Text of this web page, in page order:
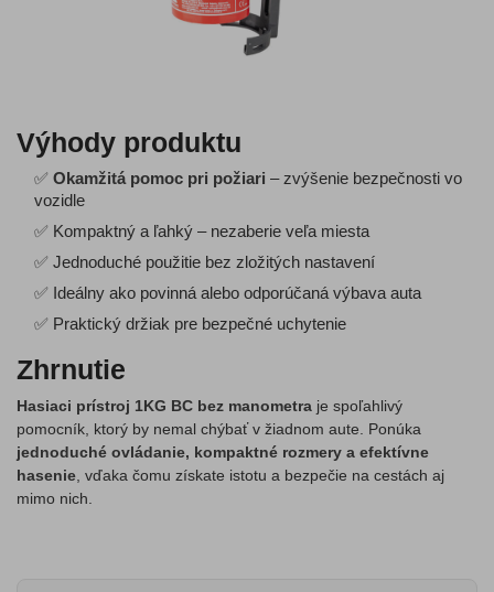
Výhody produktu
✅ Okamžitá pomoc pri požiari – zvýšenie bezpečnosti vo
vozidle
✅ Kompaktný a ľahký – nezaberie veľa miesta
✅ Jednoduché použitie bez zložitých nastavení
✅ Ideálny ako povinná alebo odporúčaná výbava auta
✅ Praktický držiak pre bezpečné uchytenie
Zhrnutie
Hasiaci prístroj 1KG BC bez manometra je spoľahlivý
pomocník, ktorý by nemal chýbať v žiadnom aute. Ponúka
jednoduché ovládanie, kompaktné rozmery a efektívne
hasenie , vďaka čomu získate istotu a bezpečie na cestách aj
mimo nich.